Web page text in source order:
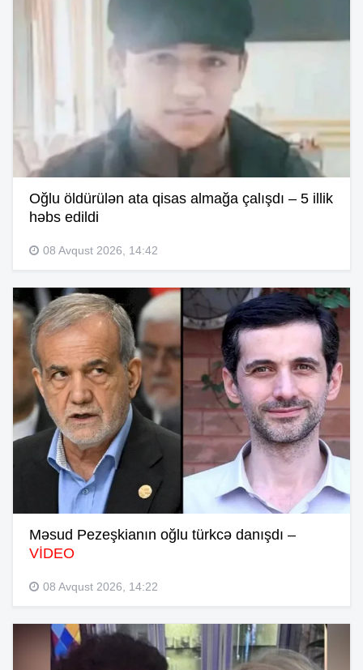
Oğlu öldürülən ata qisas almağa çalışdı – 5 illik
həbs edildi
08 Avqust 2026, 14:42
Məsud Pezeşkianın oğlu türkcə danışdı –
VİDEO
08 Avqust 2026, 14:22